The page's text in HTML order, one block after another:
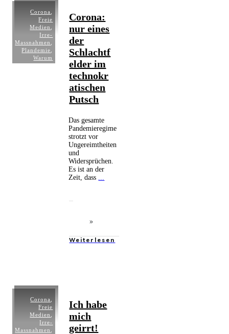
Corona
Freie
Medien
Irre-
Massnahmen
Plandemie
Warum
Corona:
nur eines
der
Schlachtf
elder im
technokr
atischen
Putsch
Das gesamte
Pandemieregime
strotzt vor
Ungereimtheiten
und
Widersprüchen.
Es ist an der
Zeit, dass ...
Weiterlesen
Corona
Freie
Medien
Irre-
Massnahmen
Ich habe
mich
geirrt!